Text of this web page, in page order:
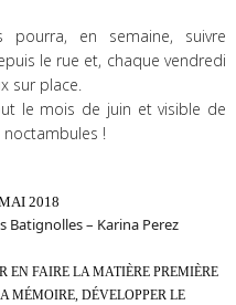
en semaine, suivre
le rue et, chaque vendredi
sur place.
le mois de juin et visible de
noctambules !
2018
Batignolles – Karina Perez
EN FAIRE LA MATIÈRE PREMIÈRE
MÉMOIRE, DÉVELOPPER LE